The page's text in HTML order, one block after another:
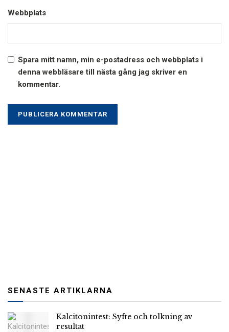
Webbplats
Spara mitt namn, min e-postadress och webbplats i
denna webbläsare till nästa gång jag skriver en
kommentar.
SENASTE ARTIKLARNA
Kalcitonintest: Syfte och tolkning av
resultat